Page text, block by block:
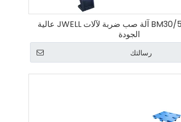
BM30/50/100/160 آلة صب ضربة لآلات JWELL عالية
الجودة
رسالتك